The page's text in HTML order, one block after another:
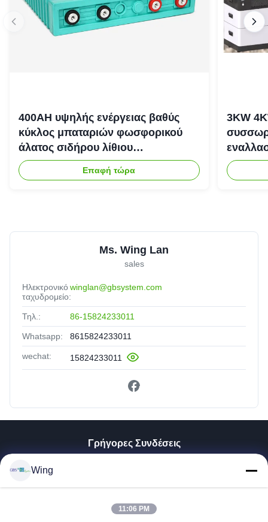
400AH υψηλής ενέργειας βαθύς
κύκλος μπαταριών φωσφορικού
άλατος σιδήρου λίθιου
επανακαταλογηστέος
Επαφή τώρα
3KW
Ms. Wing Lan
sales
Ηλεκτρονικό
ταχυδρομείο:
winglan@gbsystem.com
Τηλ.: 86-15824233011
Whatsapp: 8615824233011
wechat: 15824233011
Γρήγορες Συνδέσεις
Εμφάνιση VR
Wing
11:06 PM